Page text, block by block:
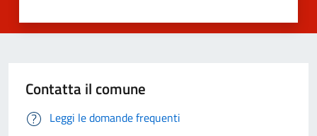
Contatta il comune
Leggi le domande frequenti